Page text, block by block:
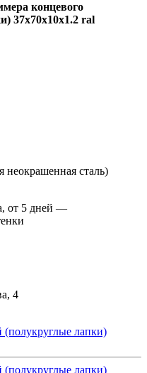
концевого
37х70х10х1.2 ral
неокрашенная сталь)
от 5 дней —
4